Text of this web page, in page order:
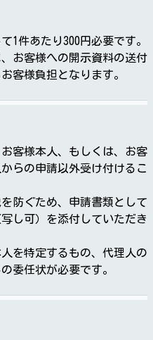
1件あたり300円必要です。
お客様への開示資料の送付
客様負担となります。
客様本人、もしくは、お客
らの申請以外受け付けるこ
防ぐため、申請書類として
し可）を添付していただき
を特定するもの、代理人の
委任状が必要です。